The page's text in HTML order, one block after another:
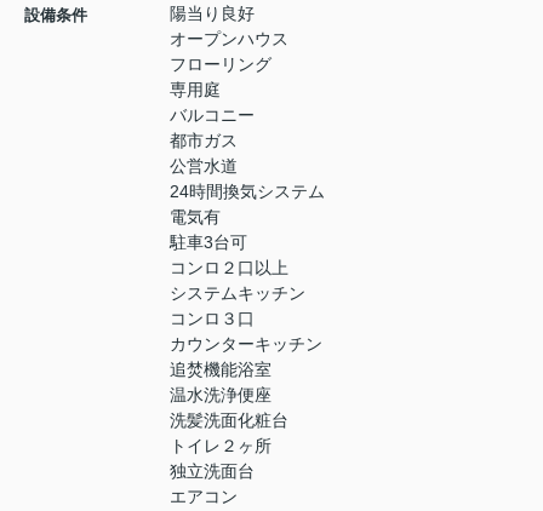
設備条件
陽当り良好
オープンハウス
フローリング
専用庭
バルコニー
都市ガス
公営水道
24時間換気システム
電気有
駐車3台可
コンロ２口以上
システムキッチン
コンロ３口
カウンターキッチン
追焚機能浴室
温水洗浄便座
洗髪洗面化粧台
トイレ２ヶ所
独立洗面台
エアコン